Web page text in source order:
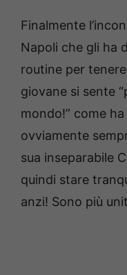
Finalmente
Napoli che gli ha
routine per tenere
giovane si sente
mondo!” come
ovviamente
sua inseparabile
quindi stare
anzi! Sono più